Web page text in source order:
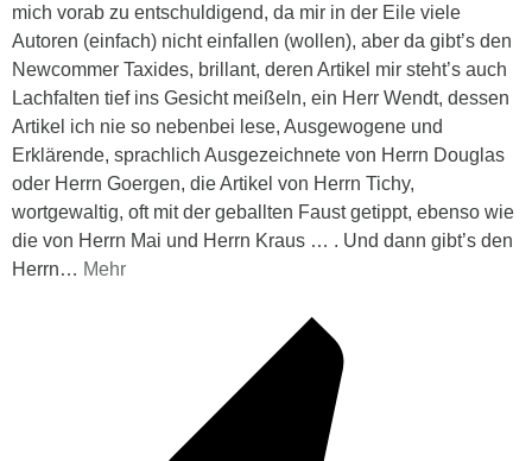
mich vorab zu entschuldigend, da mir in der Eile viele
Autoren (einfach) nicht einfallen (wollen), aber da gibt’s den
Newcommer Taxides, brillant, deren Artikel mir steht’s auch
Lachfalten tief ins Gesicht meißeln, ein Herr Wendt, dessen
Artikel ich nie so nebenbei lese, Ausgewogene und
Erklärende, sprachlich Ausgezeichnete von Herrn Douglas
oder Herrn Goergen, die Artikel von Herrn Tichy,
wortgewaltig, oft mit der geballten Faust getippt, ebenso wie
die von Herrn Mai und Herrn Kraus … . Und dann gibt’s den
Herrn… Mehr